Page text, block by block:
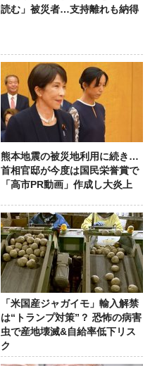
読む」被災者…支持離れも納得
熊本地震の被災地利用に続き…
首相官邸が今度は国民栄誉賞で
「高市PR動画」作成し大炎上
「米国産ジャガイモ」輸入解禁
は“トランプ対策”？ 恐怖の病害
虫で産地壊滅&自給率低下リス
ク